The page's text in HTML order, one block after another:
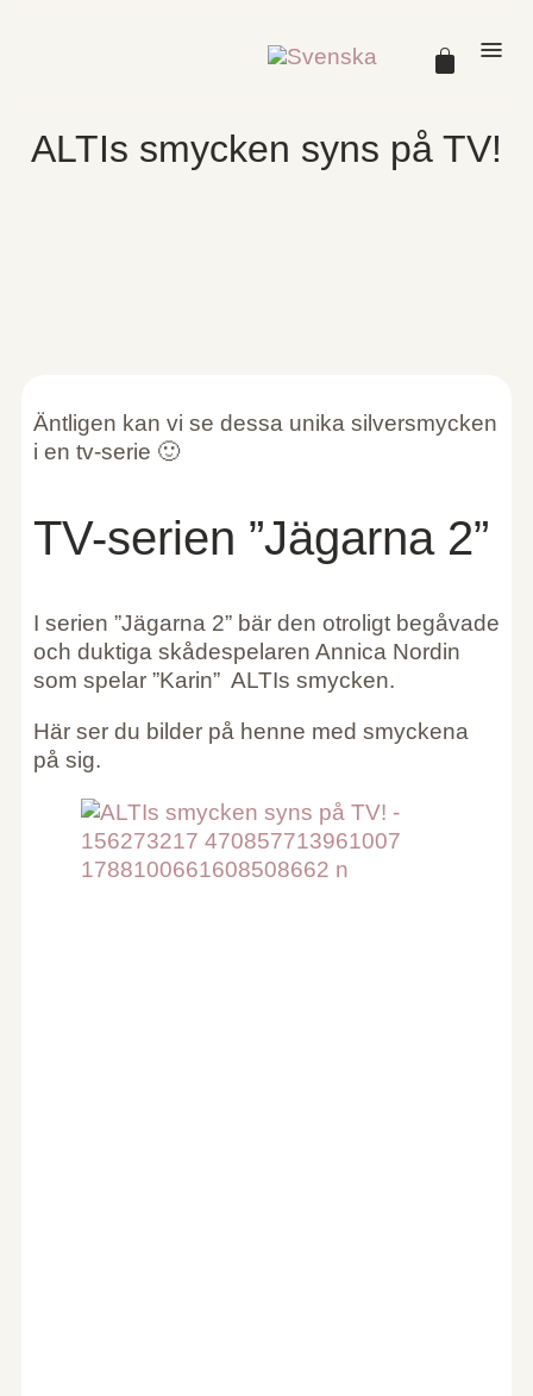
ALTIs smycken syns på TV!
Äntligen kan vi se dessa unika silversmycken
i en tv-serie 🙂
TV-serien ”Jägarna 2”
I serien ”Jägarna 2” bär den otroligt begåvade
och duktiga skådespelaren Annica Nordin
som spelar ”Karin” ALTIs smycken.
Här ser du bilder på henne med smyckena
på sig.